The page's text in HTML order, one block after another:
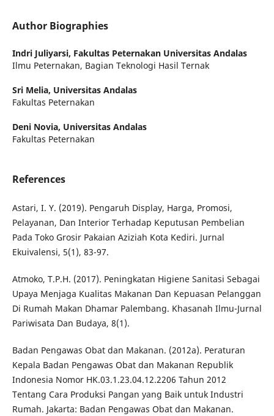
Author Biographies
Indri Juliyarsi, Fakultas Peternakan Universitas Andalas
Ilmu Peternakan, Bagian Teknologi Hasil Ternak
Sri Melia, Universitas Andalas
Fakultas Peternakan
Deni Novia, Universitas Andalas
Fakultas Peternakan
References
Astari, I. Y. (2019). Pengaruh Display, Harga, Promosi,
Pelayanan, Dan Interior Terhadap Keputusan Pembelian
Pada Toko Grosir Pakaian Aziziah Kota Kediri. Jurnal
Ekuivalensi, 5(1), 83-97.
Atmoko, T.P.H. (2017). Peningkatan Higiene Sanitasi Sebagai
Upaya Menjaga Kualitas Makanan Dan Kepuasan Pelanggan
Di Rumah Makan Dhamar Palembang. Khasanah Ilmu-Jurnal
Pariwisata Dan Budaya, 8(1).
Badan Pengawas Obat dan Makanan. (2012a). Peraturan
Kepala Badan Pengawas Obat dan Makanan Republik
Indonesia Nomor HK.03.1.23.04.12.2206 Tahun 2012
Tentang Cara Produksi Pangan yang Baik untuk Industri
Rumah. Jakarta: Badan Pengawas Obat dan Makanan.